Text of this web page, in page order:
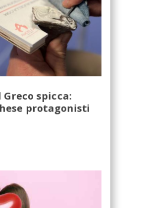
spicca:
protagonisti